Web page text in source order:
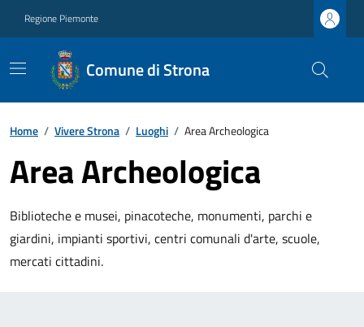
Regione Piemonte
Comune di Strona
Home / Vivere Strona / Luoghi / Area Archeologica
Area Archeologica
Biblioteche e musei, pinacoteche, monumenti, parchi e
giardini, impianti sportivi, centri comunali d'arte, scuole,
mercati cittadini.